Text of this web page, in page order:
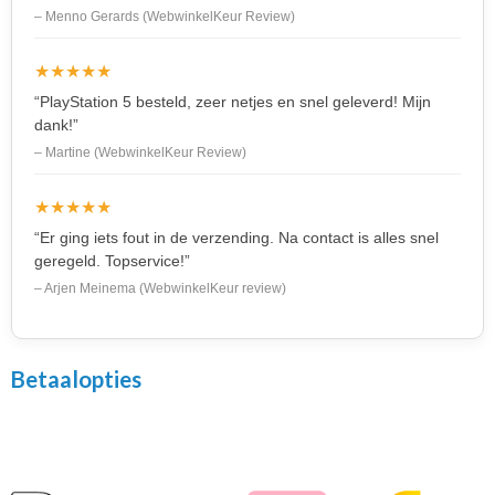
– Menno Gerards (WebwinkelKeur Review)
★★★★★
“PlayStation 5 besteld, zeer netjes en snel geleverd! Mijn
dank!”
– Martine (WebwinkelKeur Review)
★★★★★
“Er ging iets fout in de verzending. Na contact is alles snel
geregeld. Topservice!”
– Arjen Meinema (WebwinkelKeur review)
Betaalopties